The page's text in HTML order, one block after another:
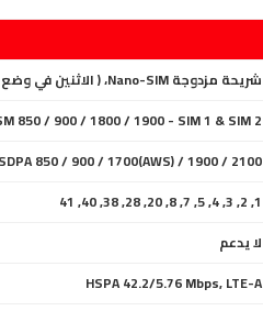
شريحة مزدوجة Nano-SIM، ( الاثنين في وضع الاستعداد )
850 / 900 / 1700(AWS) / 1900 / 2100
1, 2, 3, 4, 5, 7, 8, 20, 28, 38, 40, 41
لا يدعم